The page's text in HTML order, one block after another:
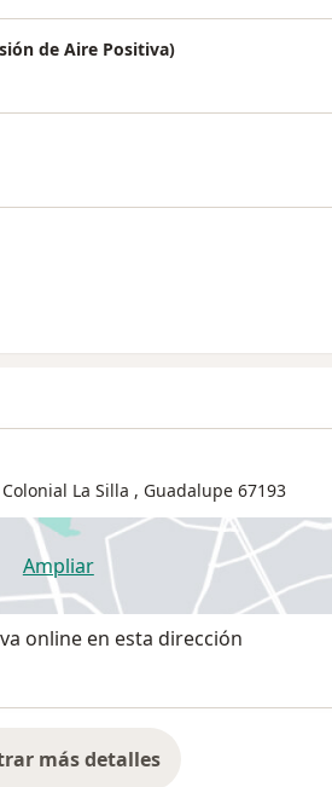
de Aire Positiva)
Colonial La Silla , Guadalupe 67193
Ampliarse abre en una nueva pestaña
online en esta dirección
más detalles
sobre la dirección